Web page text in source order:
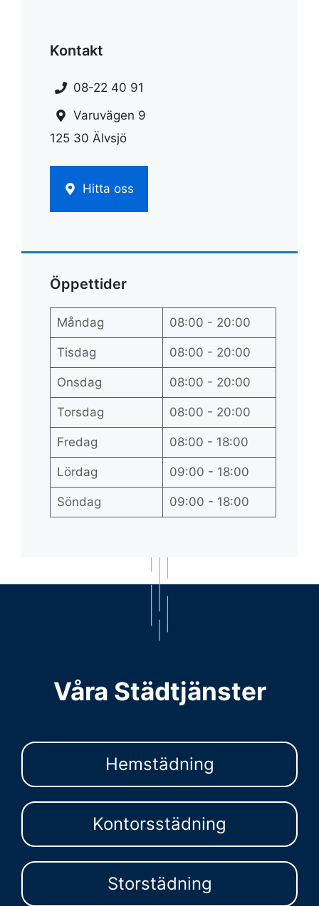
Kontakt
08-22 40 91
Varuvägen 9
125 30 Älvsjö
Hitta oss
Öppettider
Måndag 08:00 - 20:00
Tisdag 08:00 - 20:00
Onsdag 08:00 - 20:00
Torsdag 08:00 - 20:00
Fredag 08:00 - 18:00
Lördag 09:00 - 18:00
Söndag 09:00 - 18:00
Våra Städtjänster
Hemstädning
Kontorsstädning
Storstädning